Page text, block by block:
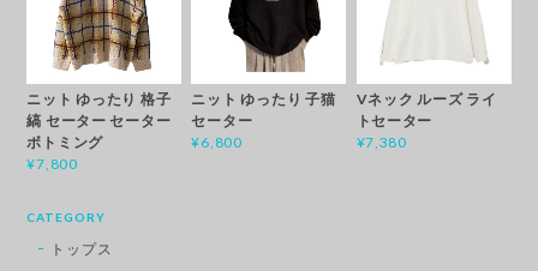
ニット ゆったり 格子
縞 セーター セーター
ボトミング
¥7,800
ニット ゆったり 子猫
セーター
¥6,800
Vネック ルーズ ライ
トセーター
¥7,380
CATEGORY
トップス